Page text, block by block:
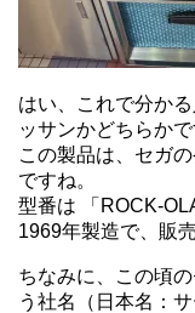
はい、これで分か
ッサンかどちらかで
この製品は、セガ
ですね。
型番は 「ROCK-
1969年製造で、販
ちなみに、この頃
う社名（日本名：